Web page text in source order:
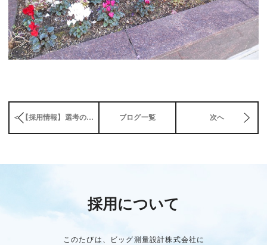
＜ 【採用情報】選考の特徴 ブログ一覧 次へ
採用について
このたびは、ビッグ測量設計株式会社に